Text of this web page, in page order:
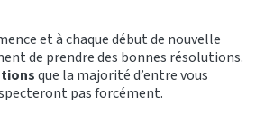
et à chaque début de nouvelle
de prendre des bonnes résolutions.
que la majorité d’entre vous
pas forcément.